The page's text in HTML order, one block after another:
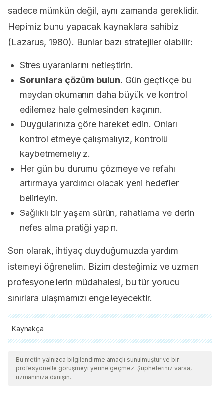
sadece mümkün değil, aynı zamanda gereklidir.
Hepimiz bunu yapacak kaynaklara sahibiz
(Lazarus, 1980). Bunlar bazı stratejiler olabilir:
Stres uyaranlarını netleştirin.
Sorunlara çözüm bulun. Gün geçtikçe bu
meydan okumanın daha büyük ve kontrol
edilemez hale gelmesinden kaçının.
Duygularınıza göre hareket edin. Onları
kontrol etmeye çalışmalıyız, kontrolü
kaybetmemeliyiz.
Her gün bu durumu çözmeye ve refahı
artırmaya yardımcı olacak yeni hedefler
belirleyin.
Sağlıklı bir yaşam sürün, rahatlama ve derin
nefes alma pratiği yapın.
Son olarak, ihtiyaç duyduğumuzda yardım
istemeyi öğrenelim. Bizim desteğimiz ve uzman
profesyonellerin müdahalesi, bu tür yorucu
sınırlara ulaşmamızı engelleyecektir.
Kaynakça
Tüm alıntı yapılan kaynaklar, kalitelerini, güvenilirliklerini,
güncelliklerini ve geçerliliklerini sağlamak için ekibimiz
tarafından derinlemesine incelendi. Bu makalenin bibliyografisi
Bu metin yalnızca bilgilendirme amaçlı sunulmuştur ve bir
profesyonelle görüşmeyi yerine geçmez. Şüpheleriniz varsa,
uzmanınıza danışın.